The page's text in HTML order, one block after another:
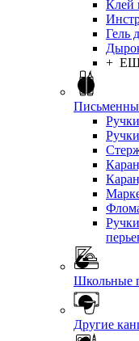
Клей
Гель
+
Школьные
Другие